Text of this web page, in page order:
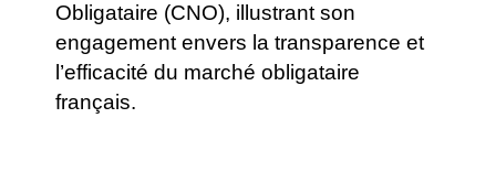
Obligataire (CNO), illustrant son
engagement envers la transparence et
l’efficacité du marché obligataire
français.